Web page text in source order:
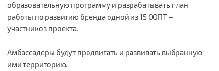
образовательную программу и разрабатывать план
работы по развитию бренда одной из 15 ООПТ –
участников проекта.
Амбассадоры будут продвигать и развивать выбранную
ими территорию.